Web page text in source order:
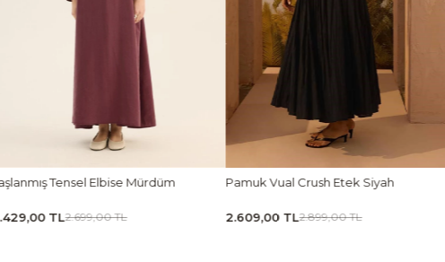
Vual Crush Etek Siyah
TL2.899,00 TL
Ön Pileli Bluz Camel
1.619,00 TL 1.799,00 TL